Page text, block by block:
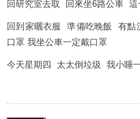
回研究室去取 回來坐6路公車 這
回到家曬衣服 準備吃晚飯 有點
口罩 我坐公車一定戴口罩
今天星期四 太太倒垃圾 我小睡